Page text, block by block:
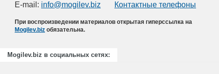
E-mail: info@mogilev.biz Контактные телефоны
При воспроизведении материалов открытая гиперссылка на
Mogilev.biz обязательна.
Mogilev.biz в социальных сетях: